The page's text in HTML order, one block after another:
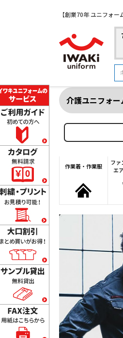
【創業70年 ユニフォ
介護ユニフォー
作業着・作業服
ファ
エ